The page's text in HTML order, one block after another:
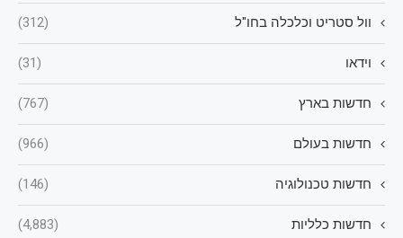
וול סטריט וכלכלה בחו"ל (312)
וידאו (31)
חדשות בארץ (767)
חדשות בעולם (966)
חדשות טכנולוגיה (146)
חדשות כלליות (4,883)